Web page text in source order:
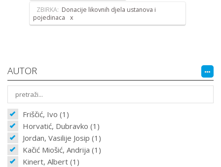
ZBIRKA: Donacije likovnih djela ustanova i
pojedinaca
AUTOR
Friščić, Ivo (1)
Horvatić, Dubravko (1)
Jordan, Vasilije Josip (1)
Kačić Miošić, Andrija (1)
Kinert, Albert (1)